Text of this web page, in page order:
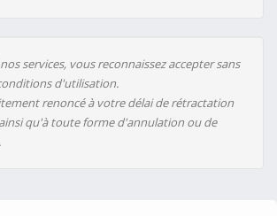
services, vous reconnaissez accepter sans
d'utilisation.
renoncé à votre délai de rétractation
qu'à toute forme d'annulation ou de